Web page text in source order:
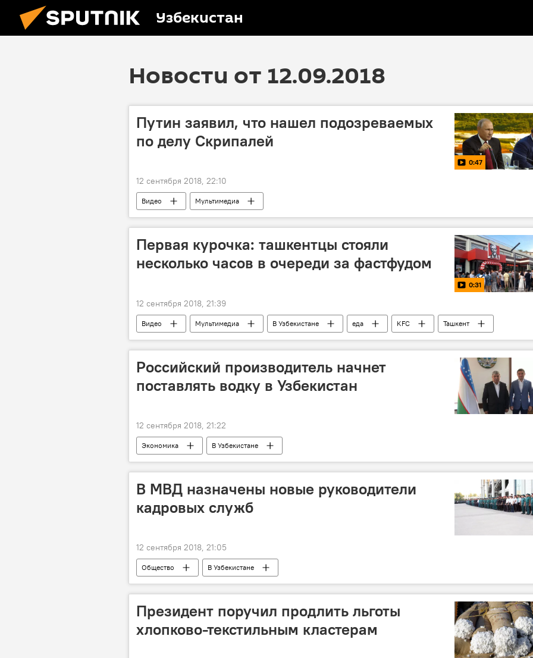
Узбекистан
Новости от 12.09.2018
Путин заявил, что нашел подозреваемых
по делу Скрипалей
0:47
12 сентября 2018, 22:10
Видео Мультимедиа
Первая курочка: ташкентцы стояли
несколько часов в очереди за фастфудом
0:31
12 сентября 2018, 21:39
Видео Мультимедиа В Узбекистане еда KFC
Ташкент
Узбекская кухня
Российский производитель начнет
поставлять водку в Узбекистан
12 сентября 2018, 21:22
Экономика В Узбекистане
В МВД назначены новые руководители
кадровых служб
12 сентября 2018, 21:05
Общество В Узбекистане
Президент поручил продлить льготы
хлопково-текстильным кластерам